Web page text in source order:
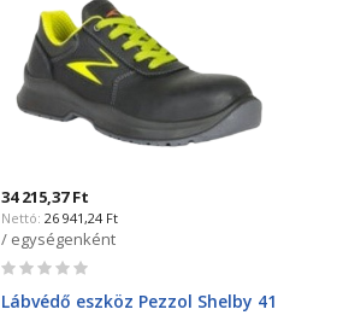
34 215,37 Ft
26 941,24 Ft
/ egységenként
Rating:
Lábvédő eszköz Pezzol Shelby 41